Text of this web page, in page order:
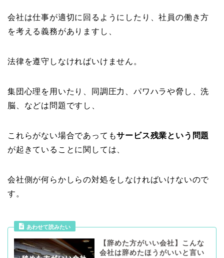
会社は仕事が適切に回るようにしたり、社員の働き方
を考える義務がありますし、
法律を遵守しなければいけません。
集団心理を用いたり、同調圧力、パワハラや脅し、洗
脳、などは問題ですし、
これらがない場合であってもサービス残業という問題
が起きていることに関しては、
会社側が何らかしらの対処をしなければいけないので
す。
あわせて読みたい
【辞めた方がいい会社】こんな
会社は辞めたほうがいいと言い